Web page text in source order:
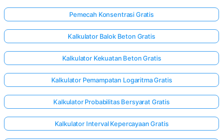
Pemecah Konsentrasi Gratis
Kalkulator Balok Beton Gratis
Kalkulator Kekuatan Beton Gratis
Kalkulator Pemampatan Logaritma Gratis
Kalkulator Probabilitas Bersyarat Gratis
Kalkulator Interval Kepercayaan Gratis